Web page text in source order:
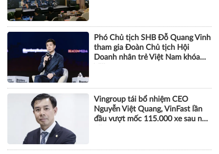
Phó Chủ tịch SHB Đỗ Quang Vinh
tham gia Đoàn Chủ tịch Hội
Doanh nhân trẻ Việt Nam khóa
Vingroup tái bổ nhiệm CEO
Nguyễn Việt Quang, VinFast lần
đầu vượt mốc 115.000 xe sau nửa